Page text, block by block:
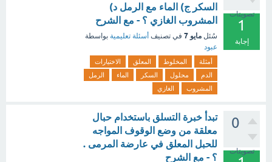
تصويتات
1
إجابة
السكر ج) الماء مع الرمل د)
المشروب الغازي ؟ - مع الشرح
سُئل مايو 7 في تصنيف أسئلة تعليمية بواسطة
عبود
أمثلة المخلوط المعلق
الاختيارات
الدم
محلول السكر الماء
الرمل
المشروب
الغازي
0
تصويتات
تبدأ خبرة التسلق باستخدام حبال
معلقة من وضع الوقوف المواجه
للحبل المعلق في عارضة المرمى .
؟ - مع الشرح